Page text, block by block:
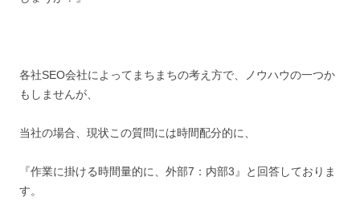
各社SEO会社によってまちまちの考え方で、ノウハウの一つか
もしませんが、
当社の場合、現状この質問には時間配分的に、
『作業に掛ける時間量的に、外部7：内部3』と回答しておりま
す。